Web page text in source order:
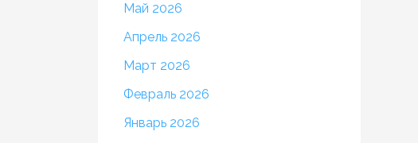
Май 2026
Апрель 2026
Март 2026
Февраль 2026
Январь 2026